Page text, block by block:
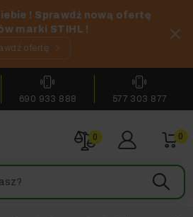
! Sprawdź nową ofertę
marki STIHL !
ofertę
690 933 888 577 303 877
0 0